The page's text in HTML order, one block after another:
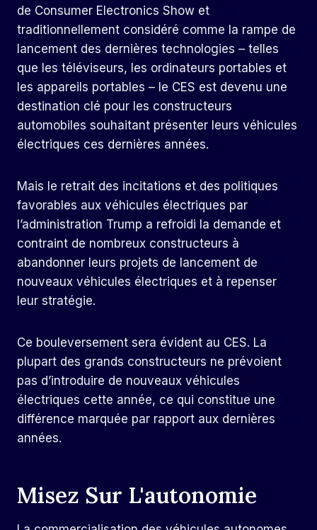
de Consumer Electronics Show et
traditionnellement considéré comme la rampe de
lancement des dernières technologies – telles
que les téléviseurs, les ordinateurs portables et
les appareils portables – le CES est devenu une
destination clé pour les constructeurs
automobiles souhaitant présenter leurs véhicules
électriques ces dernières années.
Mais le retrait des incitations et des politiques
favorables aux véhicules électriques par
l’administration Trump a refroidi la demande et
contraint de nombreux constructeurs à
abandonner leurs projets de lancement de
nouveaux véhicules électriques et à repenser
leur stratégie.
Ce bouleversement sera évident au CES. La
plupart des grands constructeurs ne prévoient
pas d’introduire de nouveaux véhicules
électriques cette année, ce qui constitue une
différence marquée par rapport aux dernières
années.
Misez Sur L'autonomie